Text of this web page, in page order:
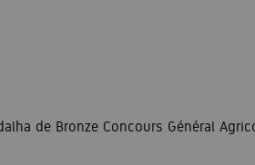
de Bronze Concours Général